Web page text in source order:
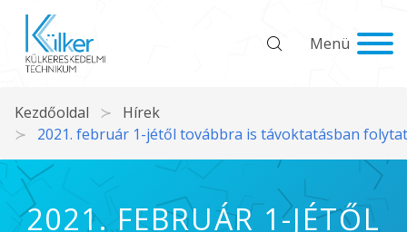
Menü
Kezdőoldal
Hírek
2021. február 1-jétől továbbra is távoktatásban
2021. FEBRUÁR 1-JÉTŐL